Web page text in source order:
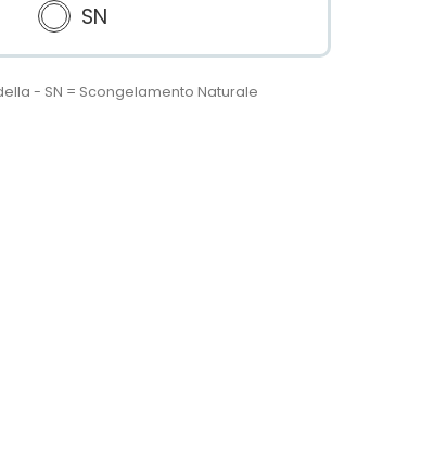
SN
- SN = Scongelamento Naturale